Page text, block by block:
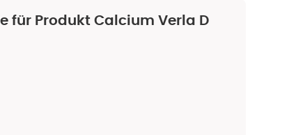
für Produkt Calcium Verla D